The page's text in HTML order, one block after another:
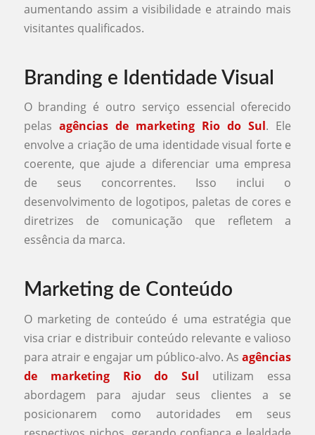
aumentando assim a visibilidade e atraindo mais
visitantes qualificados.
Branding e Identidade Visual
O branding é outro serviço essencial oferecido
pelas agências de marketing Rio do Sul. Ele
envolve a criação de uma identidade visual forte e
coerente, que ajude a diferenciar uma empresa
de seus concorrentes. Isso inclui o
desenvolvimento de logotipos, paletas de cores e
diretrizes de comunicação que refletem a
essência da marca.
Marketing de Conteúdo
O marketing de conteúdo é uma estratégia que
visa criar e distribuir conteúdo relevante e valioso
para atrair e engajar um público-alvo. Asagências
de marketing Rio do Sul utilizam essa
abordagem para ajudar seus clientes a se
posicionarem como autoridades em seus